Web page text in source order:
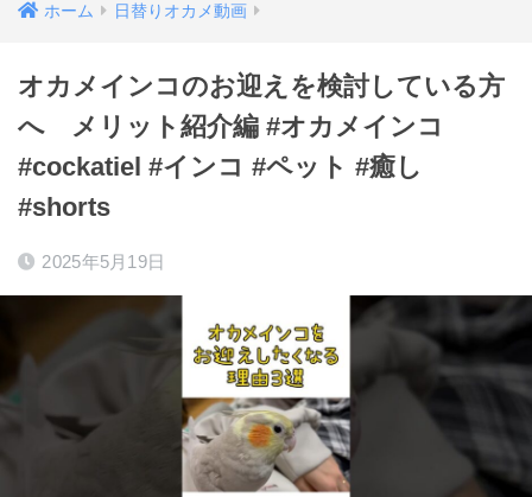
ホーム 日替りオカメ動画
オカメインコのお迎えを検討している方
へ メリット紹介編 #オカメインコ
#cockatiel #インコ #ペット #癒し
#shorts
2025年5月19日